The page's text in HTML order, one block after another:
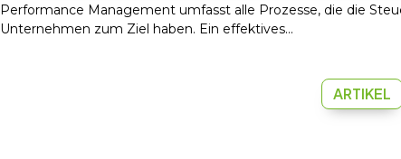
Performance Management umfasst alle Prozesse, die die
Unternehmen zum Ziel haben. Ein effektives...
ARTIKEL